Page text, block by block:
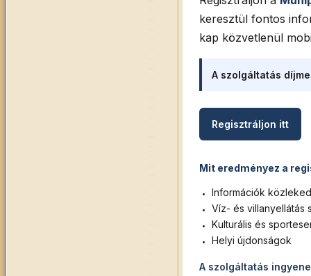
keresztül fontos
kap közvetlenül
A szolgáltatás
Regisztráljon itt
Mit eredményez a
Információk
Víz- és villanyellátás
Kulturális és
Helyi újdonságok
A szolgáltatás